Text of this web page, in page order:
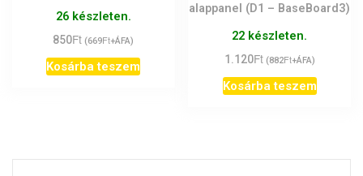
26 készleten.
850Ft (669Ft+ÁFA)
Kosárba teszem
alappanel (D1 – BaseBoard3)
22 készleten.
1.120Ft (882Ft+ÁFA)
Kosárba teszem